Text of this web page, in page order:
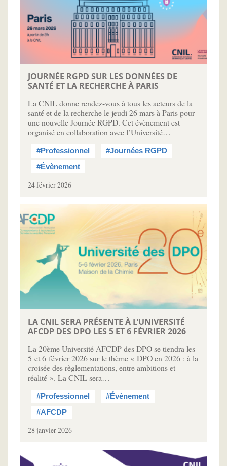
JOURNÉE RGPD SUR LES DONNÉES DE
SANTÉ ET LA RECHERCHE À PARIS
La CNIL donne rendez-vous à tous les acteurs de la
santé et de la recherche le jeudi 26 mars à Paris pour
une nouvelle Journée RGPD. Cet évènement est
organisé en collaboration avec l’Université…
#Professionnel
#Journées RGPD
#Évènement
24 février 2026
LA CNIL SERA PRÉSENTE À L’UNIVERSITÉ
AFCDP DES DPO LES 5 ET 6 FÉVRIER 2026
La 20ème Université AFCDP des DPO se tiendra les
5 et 6 février 2026 sur le thème « DPO en 2026 : à la
croisée des règlementations, entre ambitions et
réalité ». La CNIL sera…
#Professionnel
#Évènement
#AFCDP
28 janvier 2026